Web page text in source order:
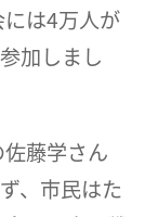
は4万人が
加しまし
藤学さん
、市民はた